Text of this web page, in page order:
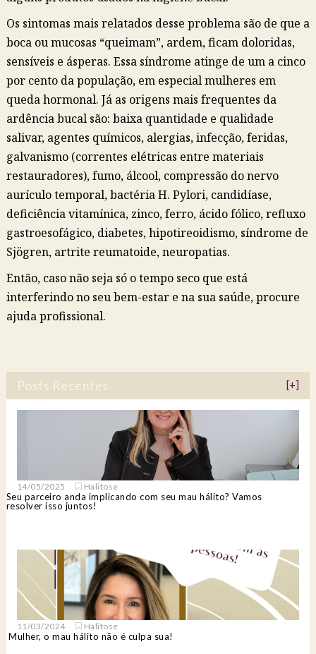
Os sintomas mais relatados desse problema são de que a
boca ou mucosas “queimam”, ardem, ficam doloridas,
sensíveis e ásperas. Essa síndrome atinge de um a cinco
por cento da população, em especial mulheres em
queda hormonal. Já as origens mais frequentes da
ardência bucal são: baixa quantidade e qualidade
salivar, agentes químicos, alergias, infecção, feridas,
galvanismo (correntes elétricas entre materiais
restauradores), fumo, álcool, compressão do nervo
aurículo temporal, bactéria H. Pylori, candidíase,
deficiência vitamínica, zinco, ferro, ácido fólico, refluxo
gastroesofágico, diabetes, hipotireoidismo, síndrome de
Sjögren, artrite reumatoide, neuropatias.
Então, caso não seja só o tempo seco que está
interferindo no seu bem-estar e na sua saúde, procure
ajuda profissional.
Posts Recentes [+]
14/05/2025 Halitose
Seu parceiro anda implicando com seu mau hálito? Vamos
resolver isso juntos!
11/03/2024 Halitose
Mulher, o mau hálito não é culpa sua!